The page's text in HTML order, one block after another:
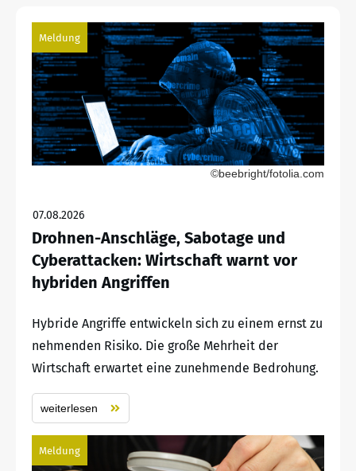
Meldung
©beebright/fotolia.com
07.08.2026
Drohnen-Anschläge, Sabotage und
Cyberattacken: Wirtschaft warnt vor
hybriden Angriffen
Hybride Angriffe entwickeln sich zu einem ernst zu
nehmenden Risiko. Die große Mehrheit der
Wirtschaft erwartet eine zunehmende Bedrohung.
weiterlesen
Meldung